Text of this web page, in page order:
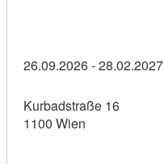
26.09.2026 - 28.02.2027
Kurbadstraße 16
1100 Wien